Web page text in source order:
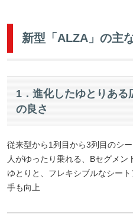
新型「ALZA」の主
1．進化したゆとりあ
の良さ
従来型から1列目から3列目のシ
人がゆったり乗れる、Bセグメ
ゆとりと、フレキシブルなシー
手も向上